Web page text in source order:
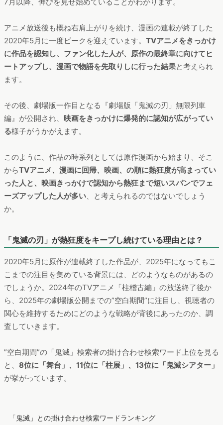
期間：2018年11月〜2020年10月
デバイス：PC＆スマートフォン
※データは こちら の記事を参照
検索者数は、TVアニメが放送開始されてから少し経った2019年
アニメ放送後も概ね右肩上がりを続け、漫画の連載が終了した
2020年5月に一度ピークを迎えています。
ートアップし、漫画で物語を先取りしに行った結果と考えられ
ます。
その後、劇場版一作目となる『劇場版「鬼滅の刃」無限列車
編』が公開され、
このように、作品の時系列としては原作漫画から始まり、そこ
からTVアニメ、漫画に回帰、映画、の順に熱狂度が高まってい
った人と、映画きっかけで認知から熱狂まで短いスパンでフェ
ーズアップした人が多い、と考えられるのではないでしょう
か。
「鬼滅の刃」が熱狂度をキープし続けている理由とは？
2020年5月に原作が連載終了した作品が、2025年になってもこ
こまでの注目を集めている背景には、どのようなものがあるの
でしょうか。2024年のTVアニメ「柱稽古編」の放送終了後か
査していきます。